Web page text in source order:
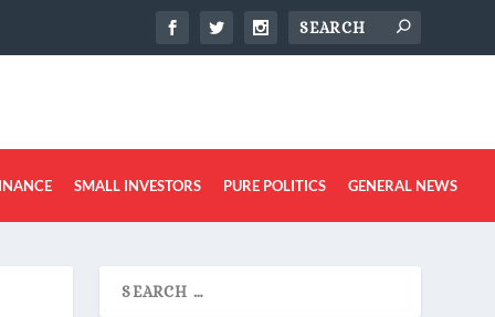
SMALL INVESTORS PURE POLITICS GENERAL NEWS